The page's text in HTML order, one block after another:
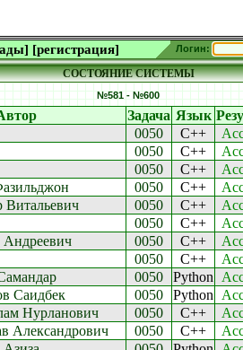
[регистрация] Логин:
СОСТОЯНИЕ СИСТЕМЫ
№581 - №600
Задача Язык
0050 C++
0050 C++
0050 C++
0050 C++
Витальевич 0050 C++
0050 C++
0050 C++
0050 C++
0050 Python
Саидбек 0050 Python
Нурланович 0050 C++
Александрович 0050 C++